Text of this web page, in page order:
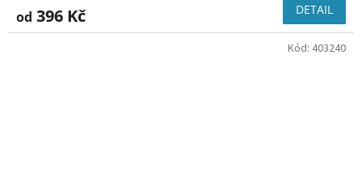
je
2,5
od 396 Kč DETAIL
Kód: 403240